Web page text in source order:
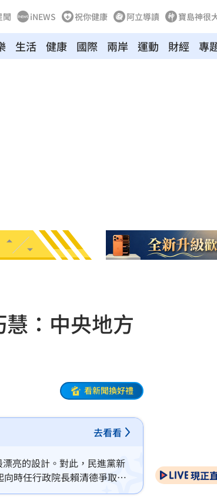
聞 iNEWS 祝你健康 阿立導讀 寶島神很
生活 健康 國際 兩岸 運動 財經 專
：中央地方
看新聞換好禮
去看看
亮的設計。對此，民進黨新
時任行政院長賴清德爭取預
成，中央和地方都有努力，
現正